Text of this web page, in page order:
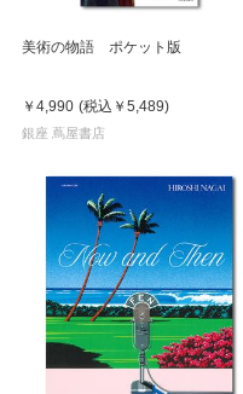
美術の物語 ポケット版
￥4,990 (税込 ￥5,489)
銀座 蔦屋書店